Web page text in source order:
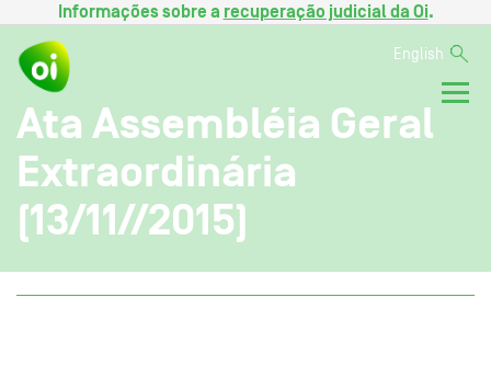
Informações sobre a recuperação judicial da Oi.
English
Ata Assembléia Geral
Extraordinária
(13/11//2015)